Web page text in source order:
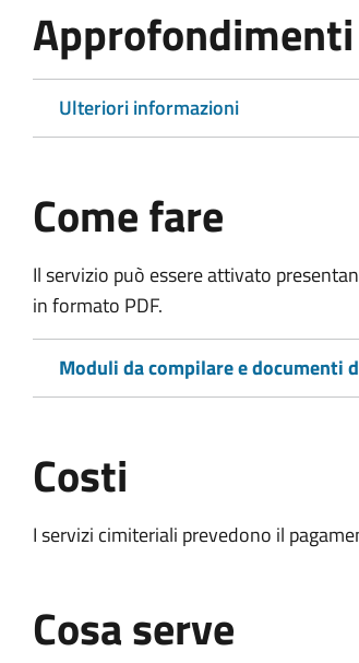
Approfondimenti
Ulteriori informazioni
Come fare
Il servizio può essere attivato
in formato PDF.
Moduli da compilare e documenti
Costi
I servizi cimiteriali prevedono il
Cosa serve